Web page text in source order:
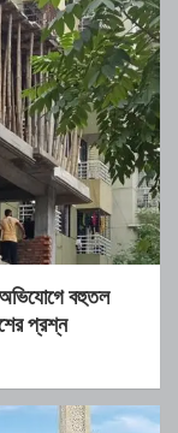
অভিযোগে বহুতল
প্রশ্ন